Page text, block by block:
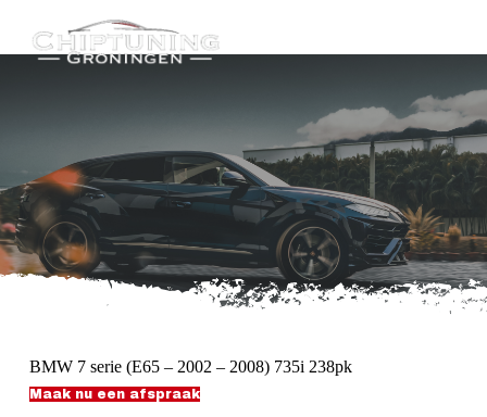
n
i
n
h
u
d
BMW 7 serie (E65 – 2002 – 2008) 735i 238pk
Maak nu een afspraak